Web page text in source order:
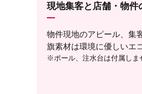
現地集客と店舗・物件
物件現地のアピール、集
旗素材は環境に優しいエ
※ポール、注水台は付属しま